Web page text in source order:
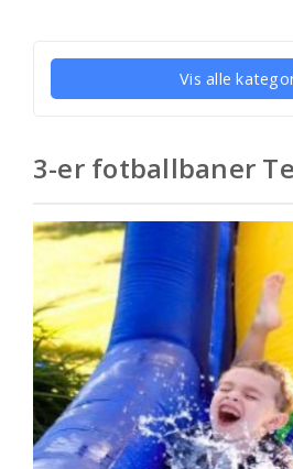
Vis alle
3-er fotballbaner